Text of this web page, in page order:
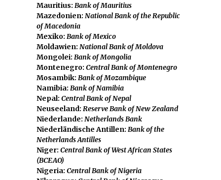
Mauritius: Bank of Mauritius
Mazedonien: National Bank of the Republic
of Macedonia
Mexiko: Bank of Mexico
Moldawien: National Bank of Moldova
Mongolei: Bank of Mongolia
Montenegro: Central Bank of Montenegro
Mosambik: Bank of Mozambique
Namibia: Bank of Namibia
Nepal: Central Bank of Nepal
Neuseeland: Reserve Bank of New Zealand
Niederlande: Netherlands Bank
Niederländische Antillen: Bank of the
Netherlands Antilles
Niger: Central Bank of West African States
(BCEAO)
Nigeria: Central Bank of Nigeria